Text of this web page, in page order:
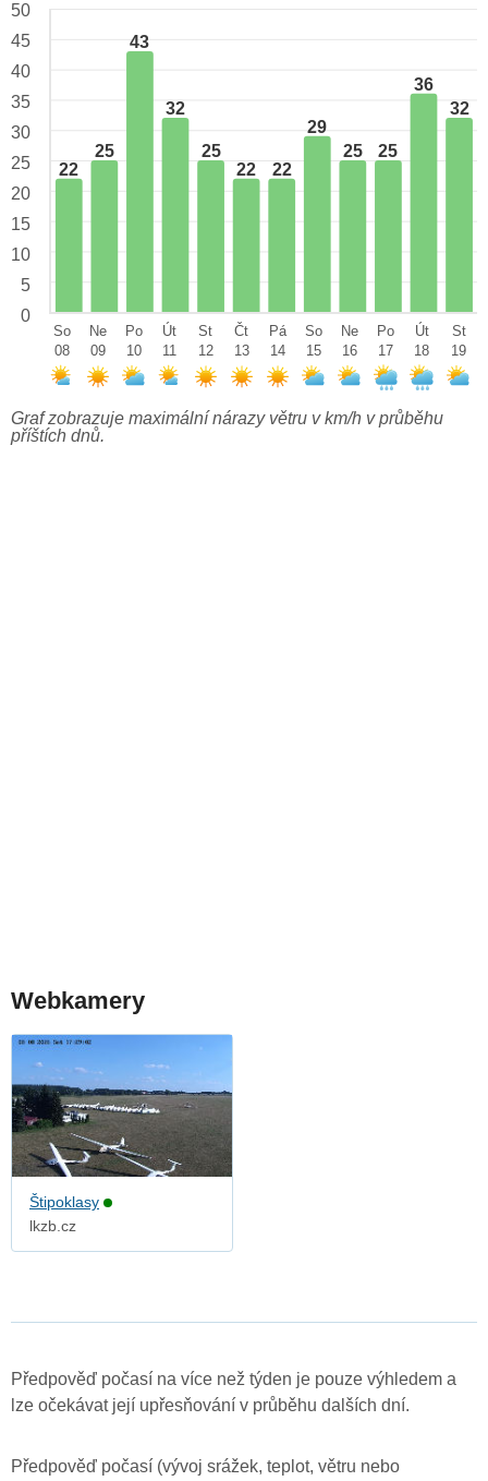
22
25
43
32
25
22 22
29
25 25
36
32
50
45
40
35
30
25
20
15
10
5
0
So
08
Ne
09
Po
10
Út
11
St
12
Čt
13
Pá
14
So
15
Ne
16
Po
17
Út
18
St
19
Graf zobrazuje maximální nárazy větru v km/h v průběhu
příštích dnů.
Webkamery
Štipoklasy
lkzb.cz
Předpověď počasí na více než týden je pouze výhledem a
lze očekávat její upřesňování v průběhu dalších dní.
Předpověď počasí (vývoj srážek, teplot, větru nebo